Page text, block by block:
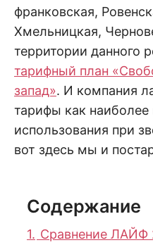
франковская,
Хмельницкая,
территории данного
тарифный план
запад». И компания
тарифы как
использования при
вот здесь мы и
Содержание
1. Сравнение ЛАЙФ